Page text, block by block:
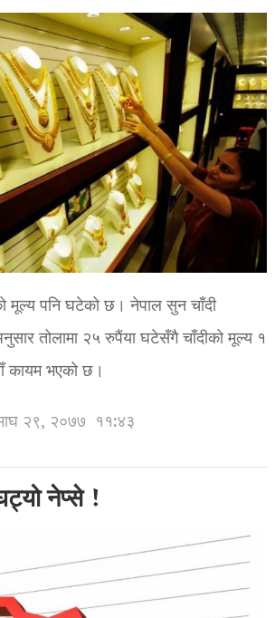
मूल्य पनि घटेको छ। नेपाल सुन चाँदी
तोलामा २५ रुपैंया घटेसँगै चाँदीको मूल्य १
कायम भएको छ।
२९, २०७७ ११:४३
नेप्से !